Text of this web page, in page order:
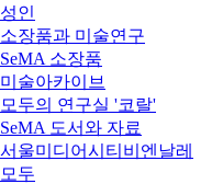
성인
소장품과 미술연구
SeMA 소장품
미술아카이브
모두의 연구실 '코랄'
SeMA 도서와 자료
서울미디어시티비엔날레
모두